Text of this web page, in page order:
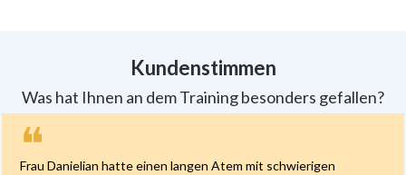
Kundenstimmen
Was hat Ihnen an dem Training besonders gefallen?
❝
Frau Danielian hatte einen langen Atem mit schwierigen